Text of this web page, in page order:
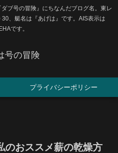
ブ号の冒険』にちなんだブログ名。東レ
、艇名は『あげは』です。AIS表示は
です。
号の冒険
プライバシーポリシー
のおススメ薪の乾燥方